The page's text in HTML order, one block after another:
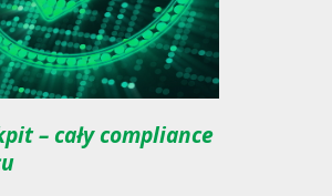
– cały compliance